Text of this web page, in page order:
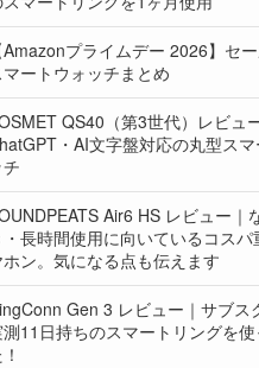
Amazonプライムデー 2026】セ
マートウォッチまとめ
QS40（第3世代）レビュ
・AI文字盤対応の丸型スマ
チ
Air6 HS レビュー｜
・長時間使用に向いているコスパ
ホン。気になる点も伝えます
Gen 3 レビュー｜サブス
11日持ちのスマートリングを